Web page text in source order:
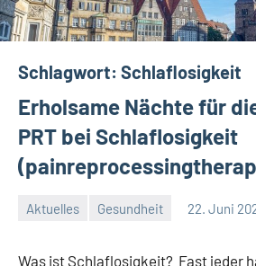
Schlagwort: Schlaflosigkeit
Erholsame Nächte für
PRT bei Schlaflosigkeit
Aktuelles Gesundheit 22. Juni
Was ist Schlaflosigkeit? Fast jeder